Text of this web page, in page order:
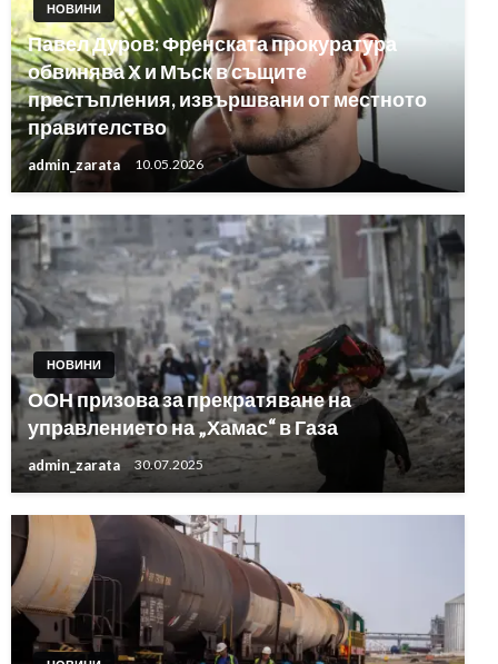
НОВИНИ
Павел Дуров: Френската прокуратура
обвинява Х и Мъск в същите
престъпления, извършвани от местното
правителство
admin_zarata 10.05.2026
НОВИНИ
ООН призова за прекратяване на
управлението на „Хамас“ в Газа
admin_zarata 30.07.2025